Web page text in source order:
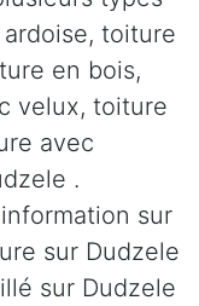
toiture
en bois,
velux, toiture
avec
.
sur
sur Dudzele
sur Dudzele